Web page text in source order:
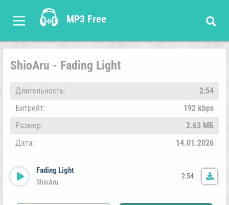
MP3 Free
ShioAru - Fading Light
Длительность:
2:54
Битрейт:
192 kbps
Размер:
2.63 МБ
Дата:
14.01.2026
Fading Light
ShioAru
2:54